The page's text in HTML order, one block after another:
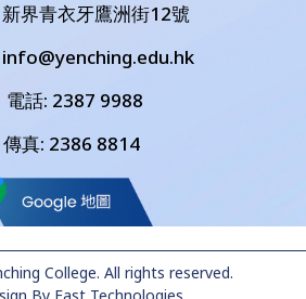
界青衣牙鷹洲街12號
info@yenching.edu.hk
電話: 2387 9988
傳真: 2386 8814
College. All rights reserved.